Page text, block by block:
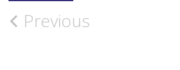
Post
Previous